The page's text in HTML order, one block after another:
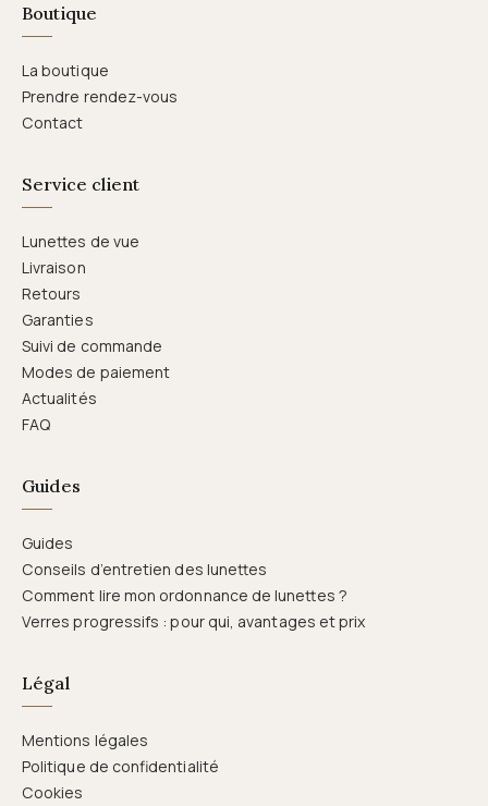
Boutique
La boutique
Prendre rendez-vous
Contact
Service client
Lunettes de vue
Livraison
Retours
Garanties
Suivi de commande
Modes de paiement
Actualités
FAQ
Guides
Guides
Conseils d’entretien des lunettes
Comment lire mon ordonnance de lunettes ?
Verres progressifs : pour qui, avantages et prix
Légal
Mentions légales
Politique de confidentialité
Cookies